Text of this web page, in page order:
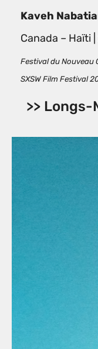
Kaveh
Canada – Haïti
Festival du Nouveau
SXSW Film Festival
>>